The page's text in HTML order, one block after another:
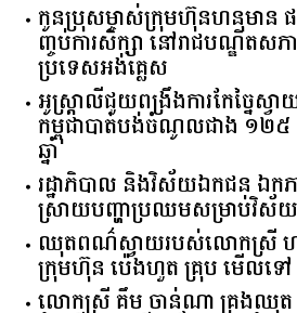
កូនប្រុសម្ចាស់ក្រុមហ៊ុនហនុមាន
ញ្ចប់ការសិក្សា នៅរាជបណ្ឌិតស
ប្រទេសអង់គ្លេស
អូស្ត្រាលី​ជួយ​ពង្រឹង​ការ​កែច្នៃ​ស្វ
កម្ពុជា​បាត់បង់​ចំណូល​ជាង​ ​១២៥​
ឆ្នាំ​
រដ្ឋាភិបាល​ ​និង​វិស័យ​ឯកជន ​ឯកភ
ស្រាយ​បញ្ហា​ប្រឈម​​សម្រាប់​វិស័យ​
ឈុតពណ៌ស្វាយរបស់លោកស្រី ហុង
ក្រុមហ៊ុន ប៉េងហួត គ្រុប មើលទ
លោកស្រី គឹម ចាន់ណា គ្រងឈុត